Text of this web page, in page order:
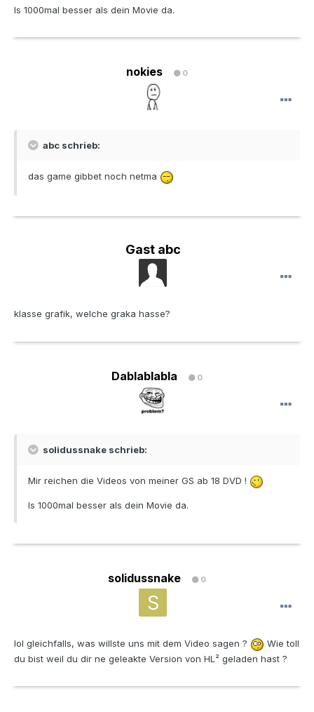
Is 1000mal besser als dein Movie da.
nokies 0
abc schrieb:
das game gibbet noch netma
Gast abc
klasse grafik, welche graka hasse?
Dablablabla 0
solidussnake schrieb:
Mir reichen die Videos von meiner GS ab 18 DVD !
Is 1000mal besser als dein Movie da.
solidussnake 0
lol gleichfalls, was willste uns mit dem Video sagen ?
Wie toll
du bist weil du dir ne geleakte Version von HL² geladen hast ?